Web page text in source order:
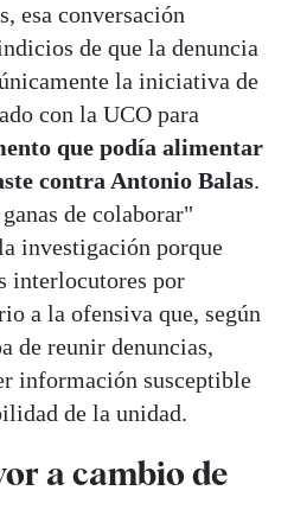
esa conversación
de que la denuncia
la iniciativa de
con la UCO para
que podía alimentar
contra Antonio Balas.
de colaborar"
investigación porque
interlocutores por
a la ofensiva que, según
de reunir denuncias,
información susceptible
de la unidad.
a cambio de